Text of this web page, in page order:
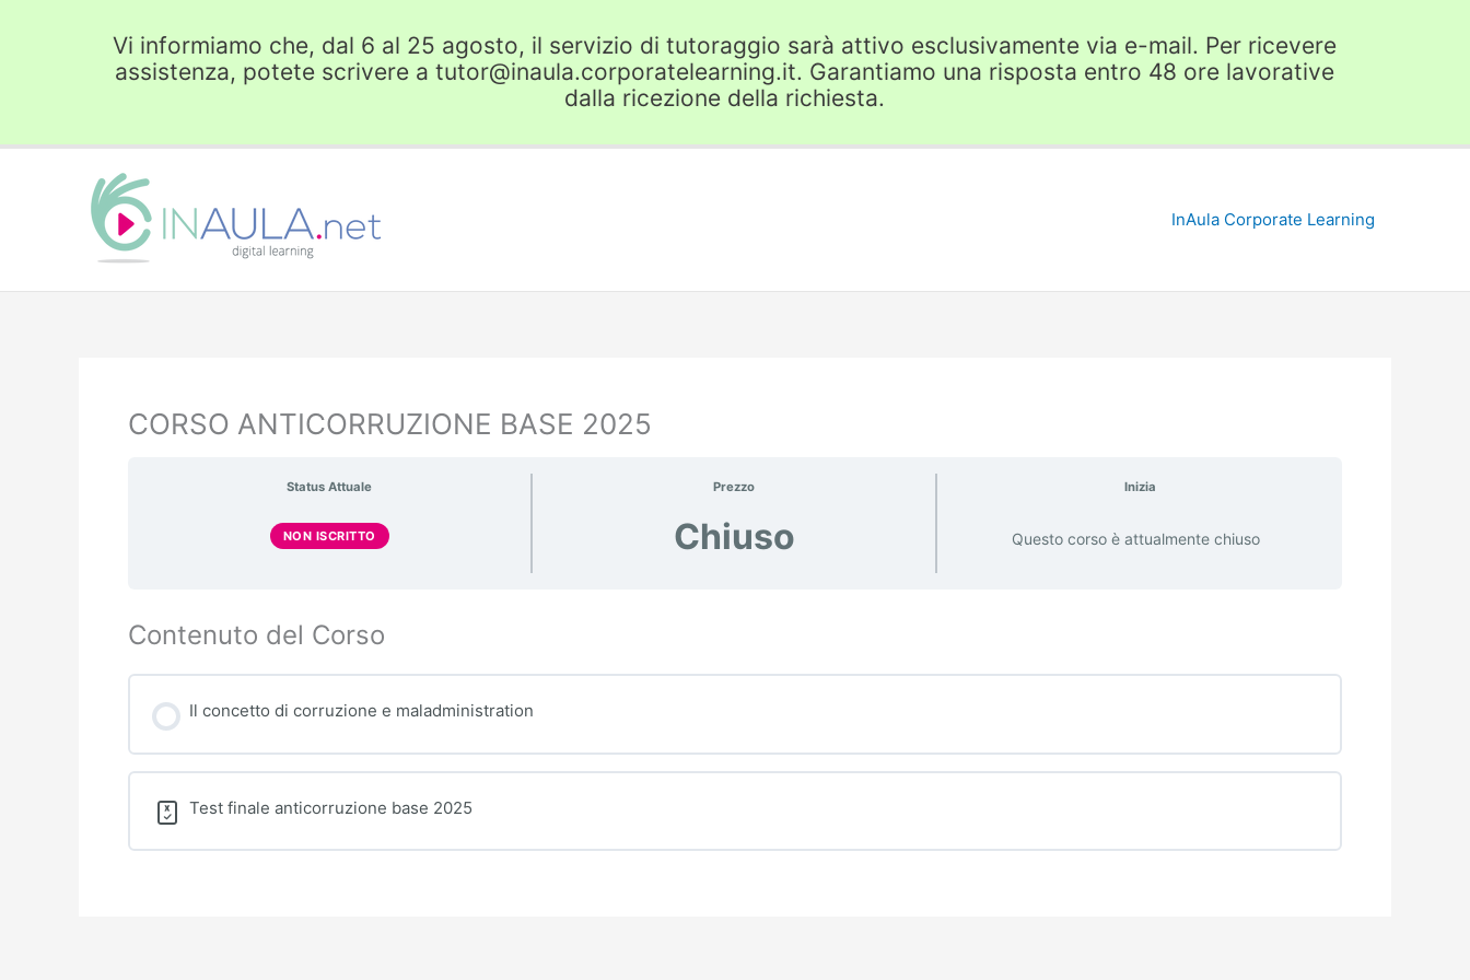
Vi informiamo che, dal 6 al 25 agosto, il servizio di tutoraggio sarà attivo esclusivamente via e-mail. Per ricevere
assistenza, potete scrivere a tutor@inaula.corporatelearning.it. Garantiamo una risposta entro 48 ore lavorative
dalla ricezione della richiesta.
InAula Corporate Learning
CORSO ANTICORRUZIONE BASE 2025
Status Attuale
NON ISCRITTO
Prezzo
Chiuso
Inizia
Questo corso è attualmente chiuso
Contenuto del Corso
Il concetto di corruzione e maladministration
Test finale anticorruzione base 2025